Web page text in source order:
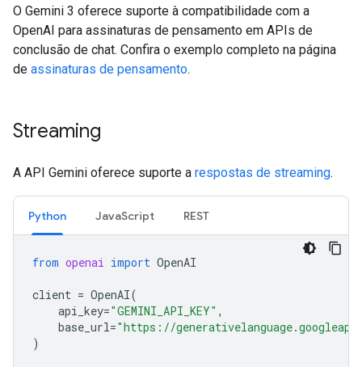
O Gemini 3 oferece suporte à compatibilidade com a
OpenAI para assinaturas de pensamento em APIs de
conclusão de chat. Confira o exemplo completo na página
de assinaturas de pensamento.
Streaming
A API Gemini oferece suporte a respostas de streaming.
Python JavaScript REST
from openai import OpenAI
client = OpenAI(
api_key="GEMINI_API_KEY" ,
base_url="https://
)